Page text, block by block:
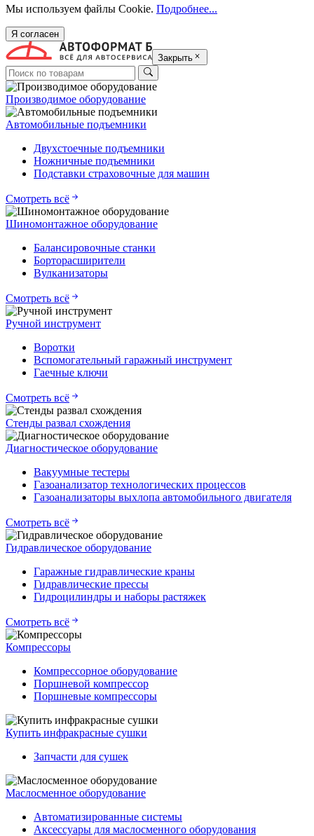
Мы используем файлы Cookie. Подробнее...
Я согласен
Закрыть
Производимое оборудование
Автомобильные подъемники
Двухстоечные подъемники
Ножничные подъемники
Подставки страховочные для машин
Смотреть всё
Шиномонтажное оборудование
Балансировочные станки
Борторасширители
Вулканизаторы
Смотреть всё
Ручной инструмент
Воротки
Вспомогательный гаражный инструмент
Гаечные ключи
Смотреть всё
Стенды развал схождения
Диагностическое оборудование
Вакуумные тестеры
Газоанализатор технологических процессов
Газоанализаторы выхлопа автомобильного двигателя
Смотреть всё
Гидравлическое оборудование
Гаражные гидравлические краны
Гидравлические прессы
Гидроцилиндры и наборы растяжек
Смотреть всё
Компрессоры
Компрессорное оборудование
Поршневой компрессор
Поршневые компрессоры
Купить инфракрасные сушки
Запчасти для сушек
Маслосменное оборудование
Автоматизированные системы
Аксессуары для маслосменного оборудования